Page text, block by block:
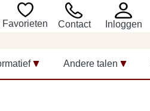
Favorieten Contact Inloggen
Andere talen